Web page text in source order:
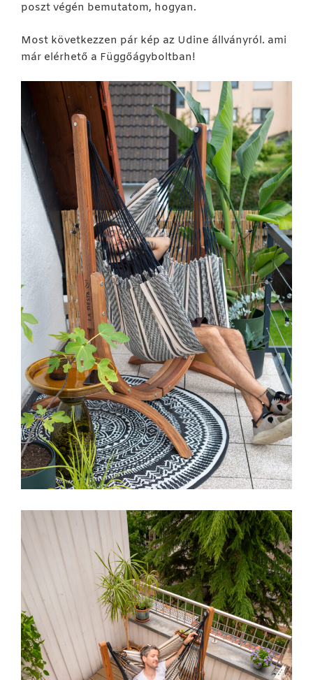
poszt végén bemutatom, hogyan.
Most következzen pár kép az Udine állványról. ami
már elérhető a Függőágyboltban!